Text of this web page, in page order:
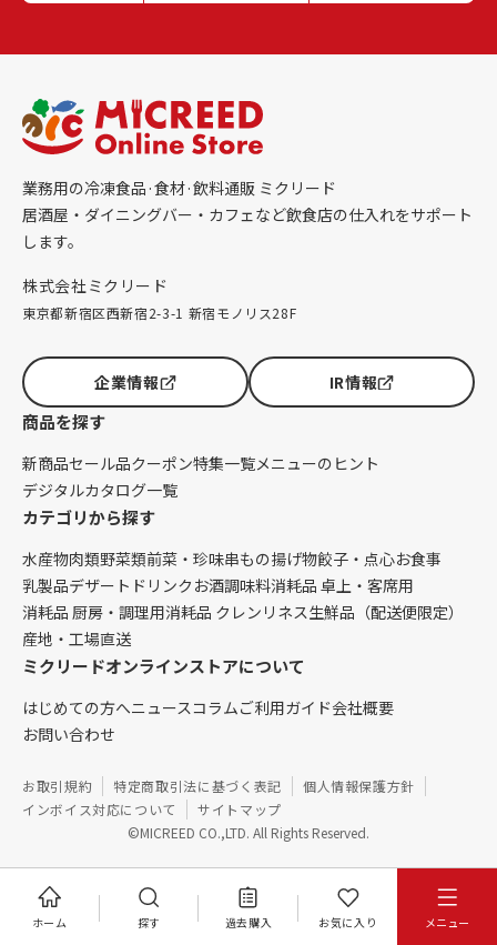
ホーム 探す 過去購入 お気に入り メニュー
業務用の冷凍食品·食材·飲料通販 ミクリード
居酒屋・ダイニングバー・カフェなど飲食店の仕入れをサポート
します。
株式会社ミクリード
東京都新宿区西新宿2-3-1 新宿モノリス28F
企業情報 IR情報
商品を探す
新商品セール品クーポン特集一覧メニューのヒント
デジタルカタログ一覧
カテゴリから探す
水産物肉類野菜類前菜・珍味串もの揚げ物餃子・点心お食事
乳製品デザート ドリンク お酒調味料消耗品 卓上・客席用
消耗品 厨房・調理用消耗品 クレンリネス生鮮品（配送便限定）
産地・工場直送
ミクリードオンラインストアについて
はじめての方へニュースコラムご利用ガイド会社概要
お問い合わせ
©MICREED CO.,LTD. All Rights Reserved.
お取引規約 特定商取引法に基づく表記
個人情報保護方針
インボイス対応について
サイトマップ